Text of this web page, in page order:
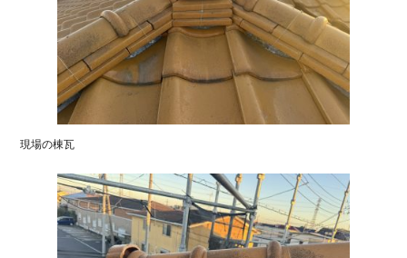
現場の棟瓦